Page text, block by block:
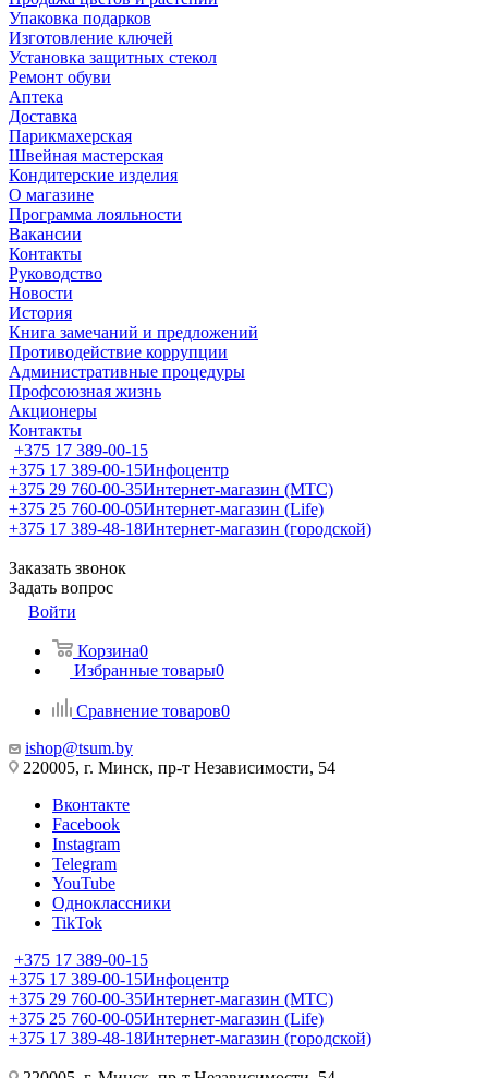
Упаковка подарков
Изготовление ключей
Установка защитных стекол
Ремонт обуви
Аптека
Доставка
Парикмахерская
Швейная мастерская
Кондитерские изделия
О магазине
Программа лояльности
Вакансии
Контакты
Руководство
Новости
История
Книга замечаний и предложений
Противодействие коррупции
Административные процедуры
Профсоюзная жизнь
Акционеры
Контакты
+375 17 389-00-15
+375 17 389-00-15Инфоцентр
+375 29 760-00-35Интернет-магазин (МТС)
+375 25 760-00-05Интернет-магазин (Life)
+375 17 389-48-18Интернет-магазин (городской)
Заказать звонок
Задать вопрос
Войти
Корзина0
Избранные товары0
Сравнение товаров0
ishop@tsum.by
220005, г. Минск, пр-т Независимости, 54
Вконтакте
Facebook
Instagram
Telegram
YouTube
Одноклассники
TikTok
+375 17 389-00-15
+375 17 389-00-15Инфоцентр
+375 29 760-00-35Интернет-магазин (МТС)
+375 25 760-00-05Интернет-магазин (Life)
+375 17 389-48-18Интернет-магазин (городской)